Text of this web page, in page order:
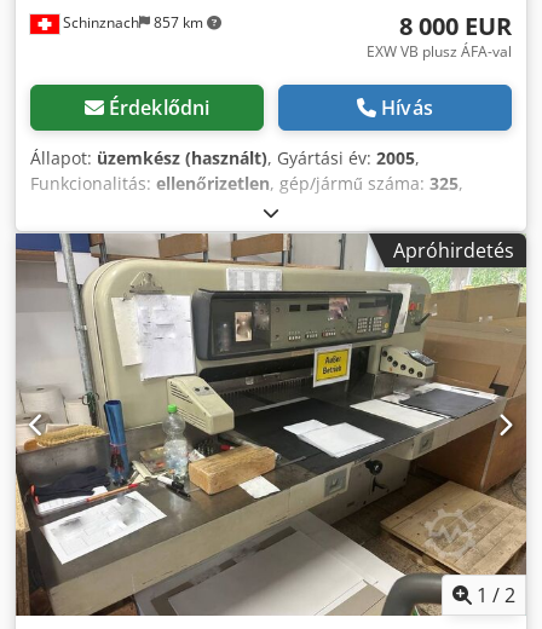
Schinznach 857 km 8 000 EUR
EXW VB plusz ÁFA-val
Érdeklődni Hívás
Állapot: üzemkész (használt), Gyártási év: 2005,
Funkcionalitás: ellenőrizetlen, gép/jármű száma: 325,
, üzemanyagtípus:
fehér, PSA HSA2500 félautomata, kartonhüvelyek vágására
szolgáló berendezés Funkciók: Kézi hüvelyfelhelyezés
Automatikus rögzítés Automatikus behúzás Automatikus
hosszmérés Automatikus vágási folyamat PLC vezérlés
képernyővel Legfeljebb 50 különböző hüvelyhossz és 3
darabszám tárolása Alkalmazható: Dkjdpfx Aey Nyb Tonfsr
Papírhüvelyekhez Műanyag hüvelyekhez
Apróhirdetés
1 /2